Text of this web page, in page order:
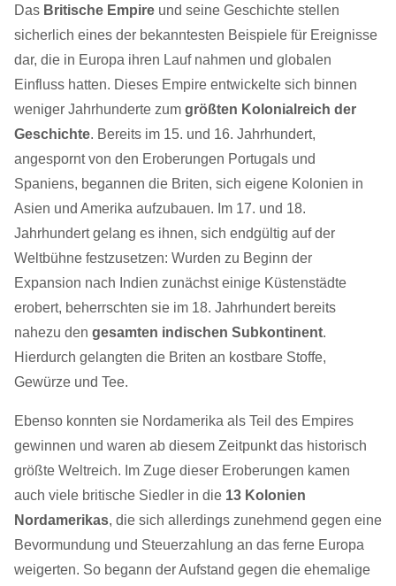
Das Britische Empire und seine Geschichte stellen
sicherlich eines der bekanntesten Beispiele für Ereignisse
dar, die in Europa ihren Lauf nahmen und globalen
Einfluss hatten. Dieses Empire entwickelte sich binnen
weniger Jahrhunderte zum größten Kolonialreich der
Geschichte. Bereits im 15. und 16. Jahrhundert,
angespornt von den Eroberungen Portugals und
Spaniens, begannen die Briten, sich eigene Kolonien in
Asien und Amerika aufzubauen. Im 17. und 18.
Jahrhundert gelang es ihnen, sich endgültig auf der
Weltbühne festzusetzen: Wurden zu Beginn der
Expansion nach Indien zunächst einige Küstenstädte
erobert, beherrschten sie im 18. Jahrhundert bereits
nahezu den gesamten indischen Subkontinent.
Hierdurch gelangten die Briten an kostbare Stoffe,
Gewürze und Tee.
Ebenso konnten sie Nordamerika als Teil des Empires
gewinnen und waren ab diesem Zeitpunkt das historisch
größte Weltreich. Im Zuge dieser Eroberungen kamen
auch viele britische Siedler in die 13 Kolonien
Nordamerikas, die sich allerdings zunehmend gegen eine
Bevormundung und Steuerzahlung an das ferne Europa
weigerten. So begann der Aufstand gegen die ehemalige